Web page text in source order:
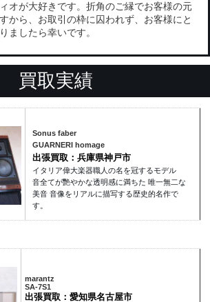
オが大好きです。折角のご縁でお客様の元
から、お取引の枠に囚われず、お客様にと
ましたら幸いです。
買取実績
Sonus faber
GUARNERI homage
出張買取：兵庫県神戸市
イタリア偉大楽器職人の名を冠するモデル
音全てが艷やかな透明感に満ちた 唯一無二な
美音 音像をリアルに描写する歴史的名作で
す。
marantz
SA-7S1
出張買取：愛知県名古屋市